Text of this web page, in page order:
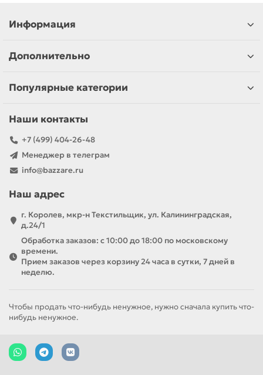
«Почты России».
Ассортимент
В интернет-магазине Bazzar представлен большой выбор
одноступенчатых и многоступенчатых фильтров торговой
марки «Аквафор». У нас можно купить:
Компактный фильтр-кувшин, который можно
сменные кассеты к ним. Вы можете купить модули
для хлорированной, жесткой или сильно
Многоступенчатую систему на основе механических
и сорбционных кассет. Механические
Информация
Дополнительно
Популярные категории
Наши контакты
+7 (499) 404-26-48
Менеджер в телеграм
info@bazzare.ru
Наш адрес
г. Королев, мкр-н Текстильщик, ул. Калининградская,
д.24/1
Обработка заказов: с 10:00 до 18:00 по московскому
времени.
Прием заказов через корзину 24 часа в сутки, 7 дней в
неделю.
Чтобы продать что-нибудь ненужное, нужно сначала купить что-
нибудь ненужное.